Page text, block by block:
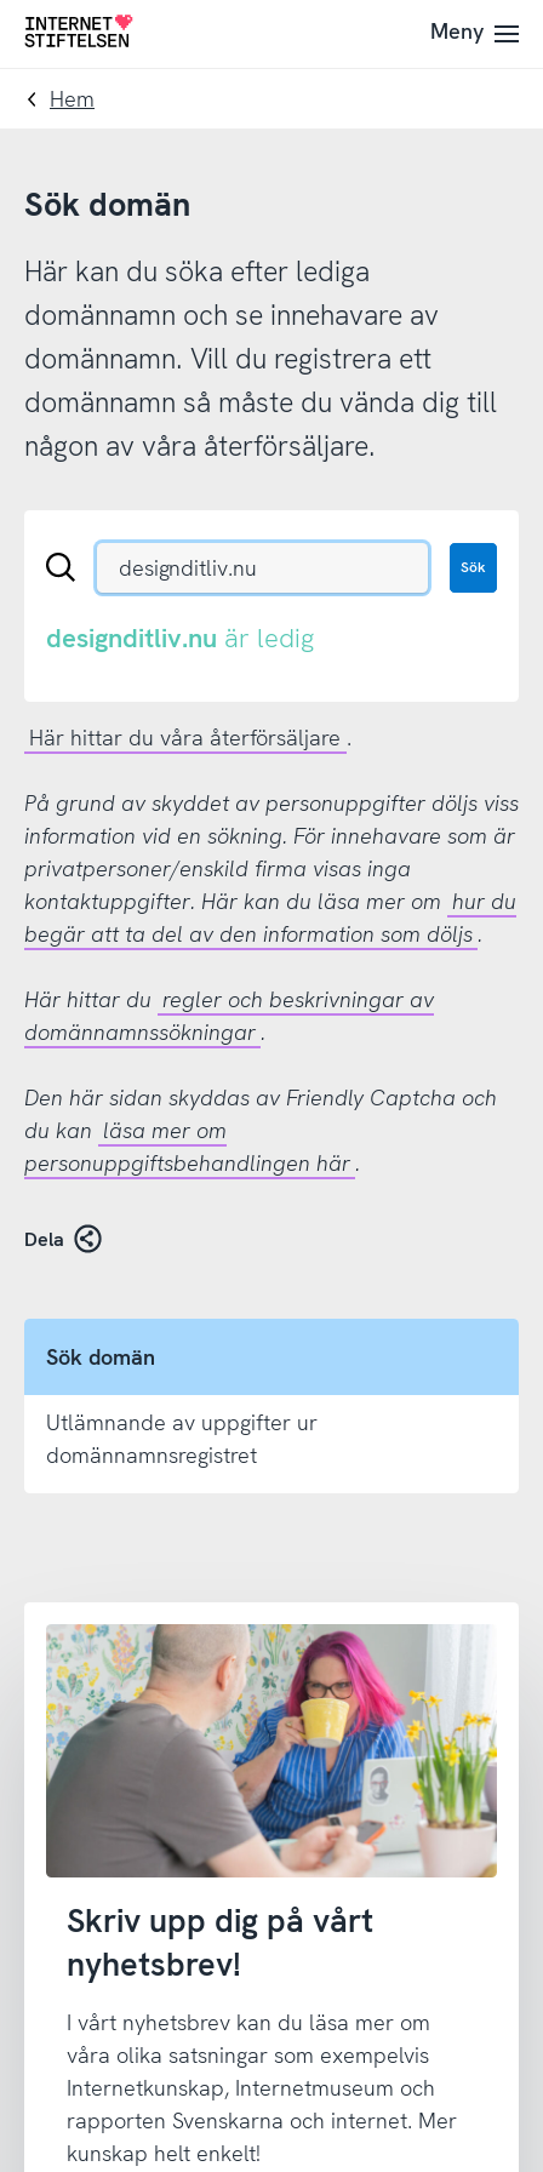
Till
navigering
Till
innehåll
Till
Meny
Hem
Sök domän
Här kan du söka efter lediga
domännamn och se innehavare av
domännamn. Vill du registrera ett
domännamn så måste du vända dig till
någon av våra återförsäljare.
Sök
eller
.nu-
Sök
designditliv.nu är ledig
Här hittar du våra återförsäljare .
På grund av skyddet av personuppgifter döljs viss
information vid en sökning. För innehavare som är
privatpersoner/enskild firma visas inga
kontaktuppgifter. Här kan du läsa mer om hur du
begär att ta del av den information som döljs .
Här hittar du regler och beskrivningar av
domännamnssökningar .
Den här sidan skyddas av Friendly Captcha och
du kan läsa mer om
personuppgiftsbehandlingen här .
Dela
Sök domän
Utlämnande av uppgifter ur
domännamnsregistret
Skriv upp dig på vårt
nyhetsbrev!
I vårt nyhetsbrev kan du läsa mer om
våra olika satsningar som exempelvis
Internetkunskap, Internetmuseum och
rapporten Svenskarna och internet. Mer
kunskap helt enkelt!